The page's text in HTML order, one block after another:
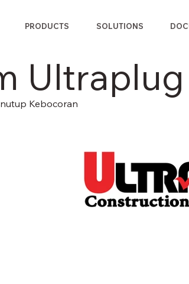
PRODUCTS SOLUTIONS
Ultraplug
Kebocoran